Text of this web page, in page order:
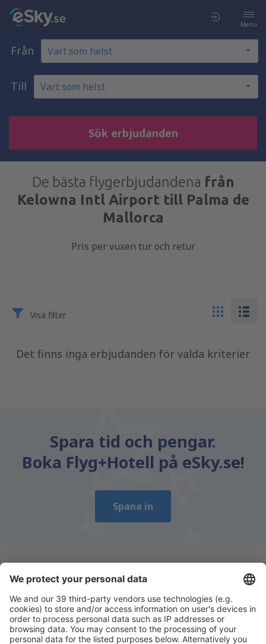
Menu
Från
Till
Sök erbjudanden
De bästa flygerbjudandena från
Kelowna Intl Airport till Palma de
Mallorca
Pris per vuxen tur och retur
Visa filter
Det finns inga erbjudanden för valda kriterier
Spara tid och pengar.
Boka Flyg+Hotell på eSky.se!
Spana in
Ladda ner vår appför att enkelt planera